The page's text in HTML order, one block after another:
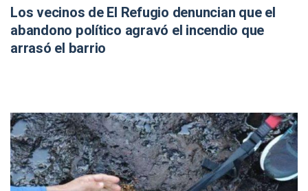
Los vecinos de El Refugio denuncian que el
abandono político agravó el incendio que
arrasó el barrio